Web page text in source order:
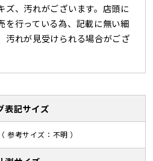
ズ、汚れがございます。店頭に
を行っている為、記載に無い細
汚れが見受けられる場合がござ
表記サイズ
考サイズ：不明 ）